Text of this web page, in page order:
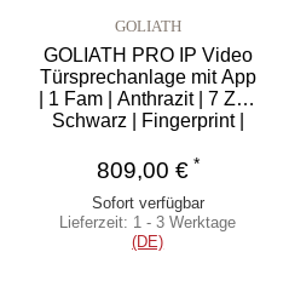
GOLIATH
GOLIATH PRO IP Video
Türsprechanlage mit App
| 1 Fam | Anthrazit | 7 Zoll
Schwarz | Fingerprint |
809,00 €*
Sofort verfügbar
Lieferzeit: 1 - 3 Werktage
(DE)